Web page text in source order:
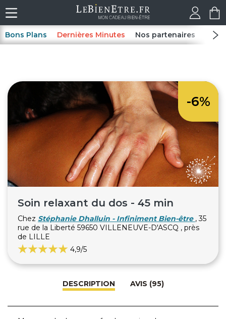
Bons Plans Dernières Minutes Nos partenaires Spas
-6%
Soin relaxant du dos - 45 min
Chez Stéphanie Dhalluin - Infiniment Bien-être , 35
rue de la Liberté 59650 VILLENEUVE-D'ASCQ , près
de LILLE
4,9/5
DESCRIPTION AVIS (95)